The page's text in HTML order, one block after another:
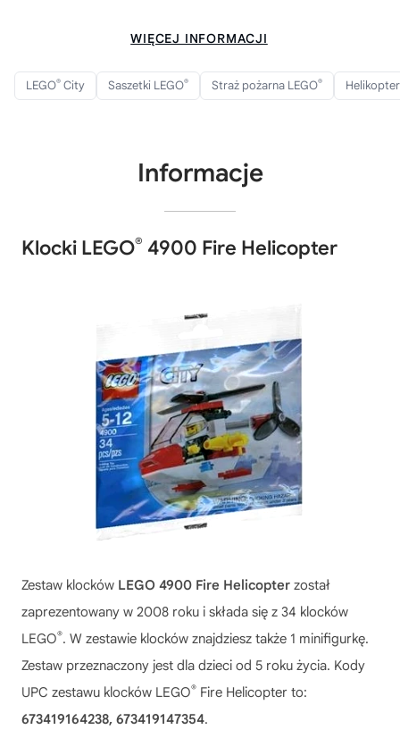
WIĘCEJ INFORMACJI
LEGO® City Saszetki LEGO® Straż pożarna LEGO®
Informacje
Klocki LEGO® 4900 Fire Helicopter
Zestaw klocków LEGO 4900 Fire Helicopter został
zaprezentowany w 2008 roku i składa się z 34 klocków
LEGO®. W zestawie klocków znajdziesz także 1 minifigurkę.
Zestaw przeznaczony jest dla dzieci od 5 roku życia. Kody
UPC zestawu klocków LEGO® Fire Helicopter to:
673419164238, 673419147354.